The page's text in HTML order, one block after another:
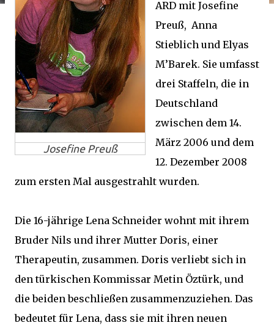
Josefine Preuß
ARD mit Josefine
Preuß, Anna
Stieblich und Elyas
M’Barek. Sie umfasst
drei Staffeln, die in
Deutschland
zwischen dem 14.
März 2006 und dem
12. Dezember 2008
zum ersten Mal ausgestrahlt wurden.
Die 16-jährige Lena Schneider wohnt mit ihrem
Bruder Nils und ihrer Mutter Doris, einer
Therapeutin, zusammen. Doris verliebt sich in
den türkischen Kommissar Metin Öztürk, und
die beiden beschließen zusammenzuziehen. Das
bedeutet für Lena, dass sie mit ihren neuen